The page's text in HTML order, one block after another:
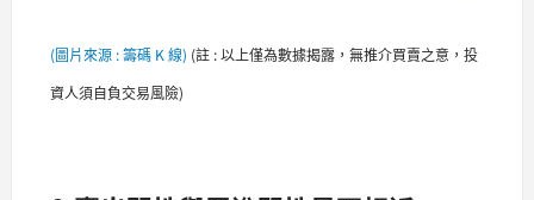
(圖片來源 : 籌碼 K 線) (註 : 以上僅為數據揭露，無推介買賣之意，投
資人須自負交易風險)